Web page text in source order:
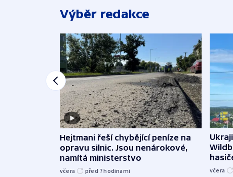
Výběr redakce
Hejtmani řeší chybějící peníze na
opravu silnic. Jsou nenárokové,
namítá ministerstvo
včera před 7hodinami včera